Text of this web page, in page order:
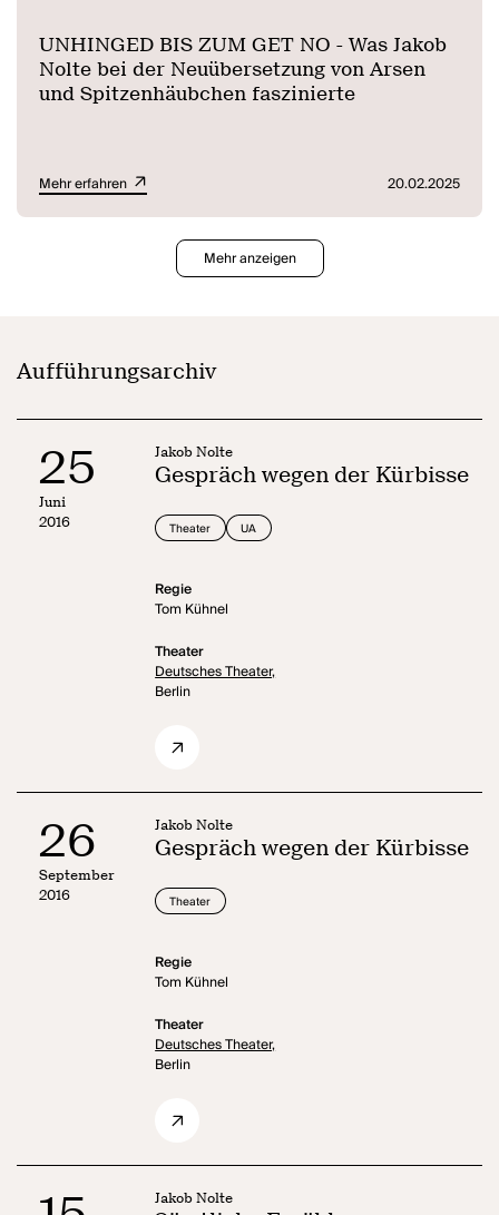
UNHINGED BIS ZUM GET NO - Was Jakob
Nolte bei der Neuübersetzung von Arsen
und Spitzenhäubchen faszinierte
Mehr erfahren 20.02.2025
Mehr anzeigen
Aufführungsarchiv
25
Juni
2016
Jakob Nolte
Gespräch wegen der Kürbisse
Theater UA
Regie
Tom Kühnel
Theater
Deutsches Theater,
Berlin
26
September
2016
Jakob Nolte
Gespräch wegen der Kürbisse
Theater
Regie
Tom Kühnel
Theater
Deutsches Theater,
Berlin
Jakob Nolte